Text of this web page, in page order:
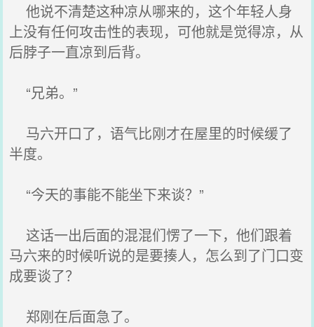
他说不清楚这种凉从哪来的，这个年轻人身
上没有任何攻击性的表现，可他就是觉得凉，从
后脖子一直凉到后背。
“兄弟。”
马六开口了，语气比刚才在屋里的时候缓了
半度。
“今天的事能不能坐下来谈？”
这话一出后面的混混们愣了一下，他们跟着
马六来的时候听说的是要揍人，怎么到了门口变
成要谈了？
郑刚在后面急了。